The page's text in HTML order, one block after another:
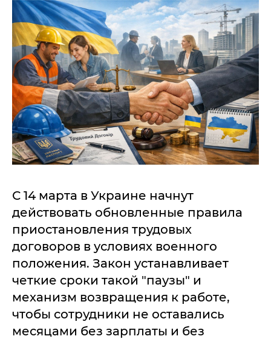
С 14 марта в Украине начнут
действовать обновленные правила
приостановления трудовых
договоров в условиях военного
положения. Закон устанавливает
четкие сроки такой "паузы" и
механизм возвращения к работе,
чтобы сотрудники не оставались
месяцами без зарплаты и без